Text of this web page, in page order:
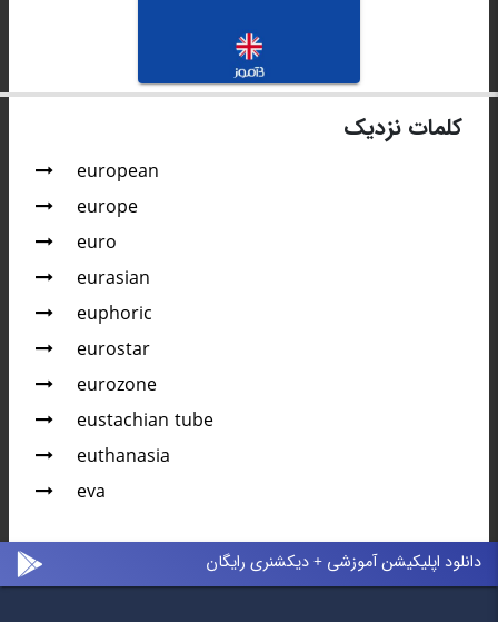
کلمات نزدیک
european
europe
euro
eurasian
euphoric
eurostar
eurozone
eustachian tube
euthanasia
eva
دانلود اپلیکیشن آموزشی + دیکشنری رایگان